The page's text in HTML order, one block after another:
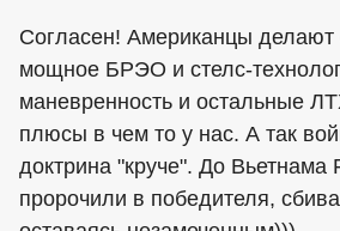
Согласен! Американцы делают
мощное БРЭО и стелс-
маневренность и остальные
плюсы в чем то у нас. А так
доктрина "круче". До Вьетнама
пророчили в победителя,